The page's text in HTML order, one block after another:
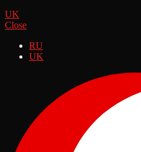
UK
Close
RU
UK